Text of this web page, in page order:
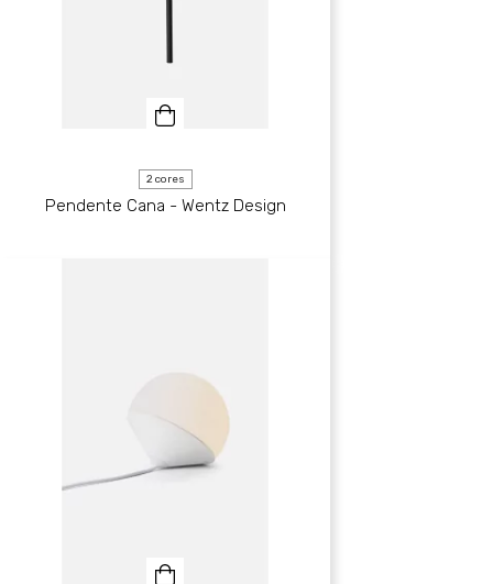
2 cores
Pendente Cana - Wentz Design